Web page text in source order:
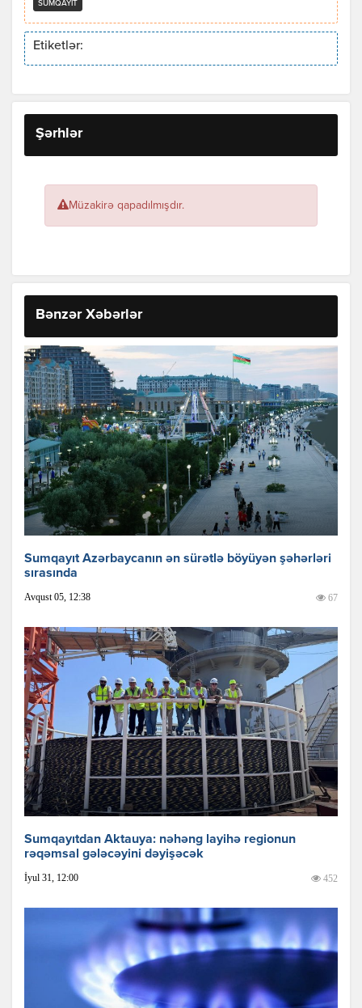
SUMQAYIT
Etiketlər:
Şərhlər
Müzakirə qapadılmışdır.
Bənzər Xəbərlər
Sumqayıt Azərbaycanın ən sürətlə böyüyən şəhərləri
sırasında
Avqust 05, 12:38 67
Sumqayıtdan Aktauya: nəhəng layihə regionun
rəqəmsal gələcəyini dəyişəcək
İyul 31, 12:00 452